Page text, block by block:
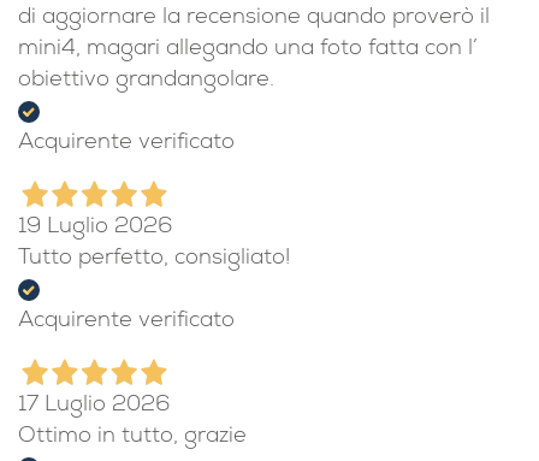
di aggiornare la recensione quando proverò il
mini4, magari allegando una foto fatta con l’
obiettivo grandangolare.
Acquirente verificato
19 Luglio 2026
Tutto perfetto, consigliato!
Acquirente verificato
17 Luglio 2026
Ottimo in tutto, grazie